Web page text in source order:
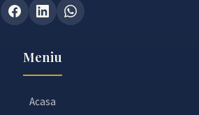
Meniu
Acasa